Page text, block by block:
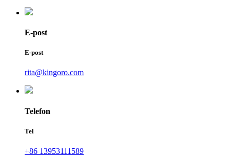
E-post
E-post
rita@kingoro.com
Telefon
Tel
+86 13953111589